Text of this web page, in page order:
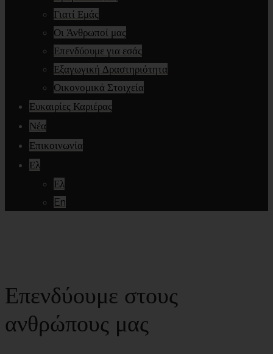
Γιατί Εμάς
Οι Άνθρωποί μας
Επενδύουμε για εσάς
Εξαγωγική Δραστηριότητα
Οικονομικά Στοιχεία
Ευκαιρίες Καριέρας
Νέα
Επικοινωνία
Ελ
Ελ
En
Επενδύουμε στους
ανθρώπους μας